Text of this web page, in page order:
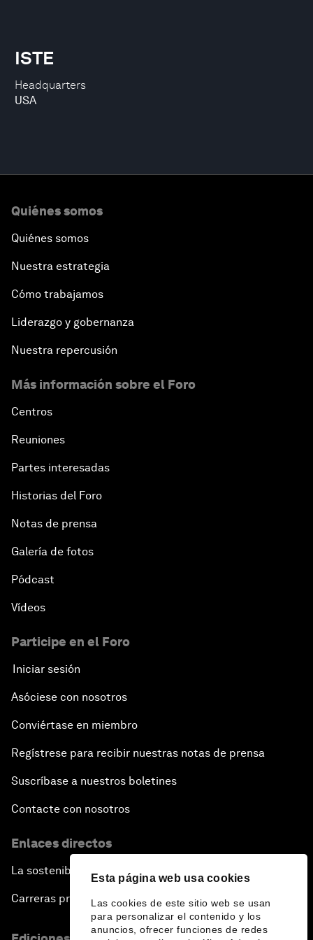
Esta página web usa cookies
Las cookies de este sitio web se usan
para personalizar el contenido y los
anuncios, ofrecer funciones de redes
Headquarters
USA
ISTE
Quiénes somos
Quiénes somos
Nuestra estrategia
Cómo trabajamos
Liderazgo y gobernanza
Nuestra repercusión
Más información sobre el Foro
Centros
Reuniones
Partes interesadas
Historias del Foro
Notas de prensa
Galería de fotos
Pódcast
Vídeos
Participe en el Foro
Iniciar sesión
Asóciese con nosotros
Conviértase en miembro
Regístrese para recibir nuestras notas de prensa
Suscríbase a nuestros boletines
Contacte con nosotros
Enlaces directos
La sostenibilidad en el Foro
Carreras profesionales